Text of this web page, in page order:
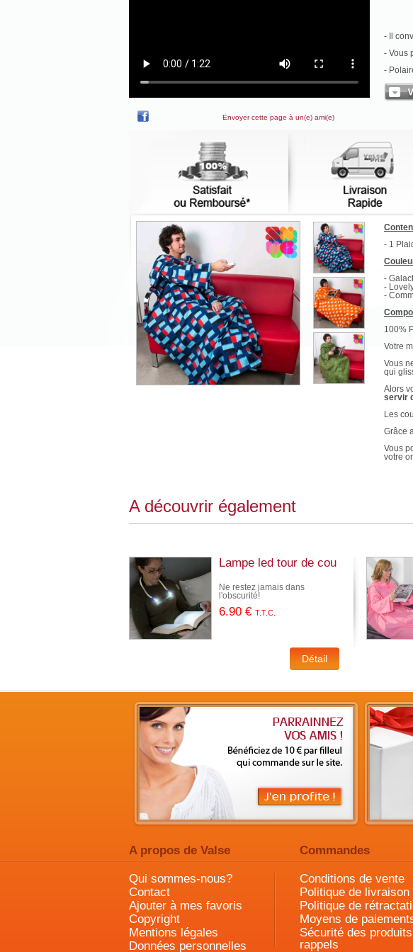
Envoyer cette page à un(e) ami(e)
- 1
-
-
-
100%
Votre
Vous
qui
Alors
servir
Les
Grâce
Vous
votre
votre
froids.
Vous
Avec
- Il
- Vous
-
A découvrir également
Lampe led tour de cou
Ne restez jamais dans
l'obscurité!
6.90 € T.T.C.
A propos de Valse Commandes
Qui sommes-nous?
Contact
Ajouter à mes favoris
Copyright
Mentions légales
Données personnelles
Conditions de vente
Politique de livraison
Politique de
Moyens de
Sécurité des
rappels